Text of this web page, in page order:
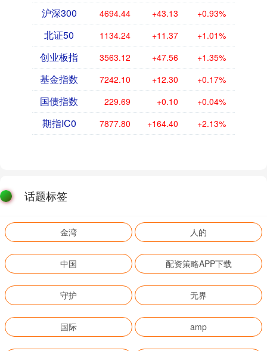
沪深300 4694.44 +43.13 +0.93%
北证50 1134.24 +11.37 +1.01%
创业板指 3563.12 +47.56 +1.35%
基金指数 7242.10 +12.30 +0.17%
国债指数 229.69 +0.10 +0.04%
期指IC0 7877.80 +164.40 +2.13%
话题标签
金湾 人的
中国 配资策略APP下载
守护 无界
国际 amp